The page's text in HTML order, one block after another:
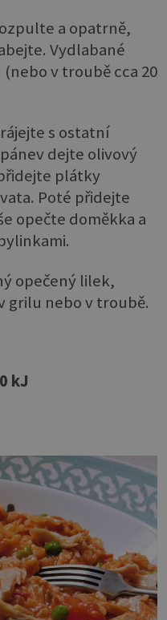
a opatrně,
Vydlabané
v troubě cca 20
s ostatní
dejte olivový
plátky
Poté přidejte
opečte doměkka a
opečený lilek,
grilu nebo v troubě.
kJ